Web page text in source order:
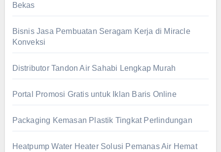
Bekas
Bisnis Jasa Pembuatan Seragam Kerja di Miracle
Konveksi
Distributor Tandon Air Sahabi Lengkap Murah
Portal Promosi Gratis untuk Iklan Baris Online
Packaging Kemasan Plastik Tingkat Perlindungan
Heatpump Water Heater Solusi Pemanas Air Hemat